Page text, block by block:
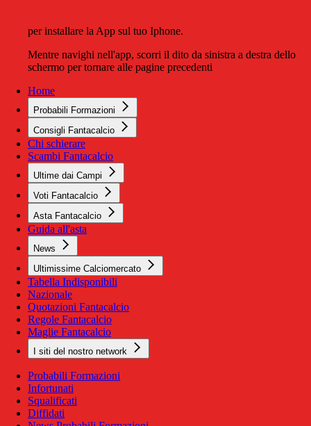
per installare la App sul tuo Iphone.
Mentre navighi nell'app, scorri il dito da sinistra a destra dello
schermo per tornare alle pagine precedenti
Home
Probabili Formazioni
Consigli Fantacalcio
Chi schierare
Scambi Fantacalcio
Ultime dai Campi
Voti Fantacalcio
Asta Fantacalcio
Guida all'asta
News
Ultimissime Calciomercato
Tabella Indisponibili
Nazionale
Quotazioni Fantacalcio
Regole Fantacalcio
Maglie Fantacalcio
I siti del nostro network
Probabili Formazioni
Infortunati
Squalificati
Diffidati